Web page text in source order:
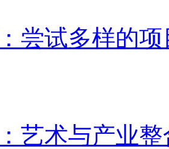
尝试多样的
艺术与产业